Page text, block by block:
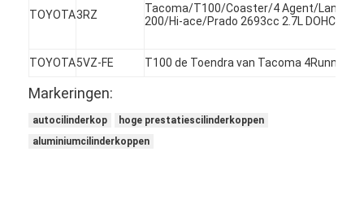
het blok van de motorcilinder
VOLLEDIGE CILINDERKOP
TOYOTA3RZ
Tacoma/T100/Coaster/4 Agent/
200/Hi-ace/Prado 2693cc 2.7L DOHC 16V,
TOYOTA5VZ-FE T100 de Toendra van Tacoma 4Runner
Markeringen:
autocilinderkop
hoge prestatiescilinderkoppen
aluminiumcilinderkoppen